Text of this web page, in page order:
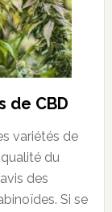
de CBD
variétés de
du
des
Si se